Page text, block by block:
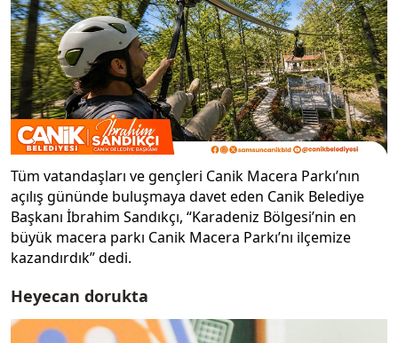
Tüm vatandaşları ve gençleri Canik Macera Parkı’nın
açılış gününde buluşmaya davet eden Canik Belediye
Başkanı İbrahim Sandıkçı, “Karadeniz Bölgesi’nin en
büyük macera parkı Canik Macera Parkı’nı ilçemize
kazandırdık” dedi.
Heyecan dorukta